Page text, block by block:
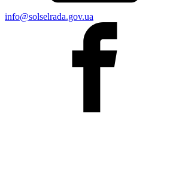
info@solselrada.gov.ua